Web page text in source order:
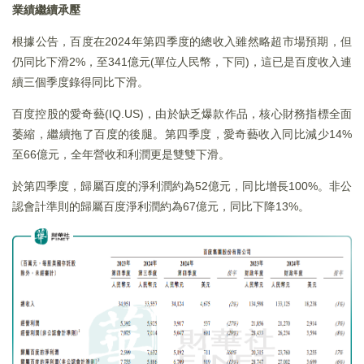
業績繼續承壓
根據公告，百度在2024年第四季度的總收入雖然略超市場預期，但
仍同比下滑2%，至341億元(單位人民幣，下同)，這已是百度收入連
續三個季度錄得同比下滑。
百度控股的愛奇藝(IQ.US)，由於缺乏爆款作品，核心財務指標全面
萎縮，繼續拖了百度的後腿。第四季度，愛奇藝收入同比減少14%
至66億元，全年營收和利潤更是雙雙下滑。
於第四季度，歸屬百度的淨利潤約為52億元，同比增長100%。非公
認會計準則的歸屬百度淨利潤約為67億元，同比下降13%。